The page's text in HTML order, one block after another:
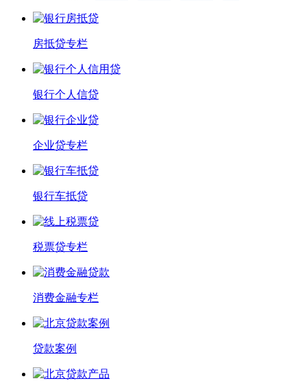
房抵贷专栏
银行个人信贷
企业贷专栏
银行车抵贷
税票贷专栏
消费金融专栏
贷款案例